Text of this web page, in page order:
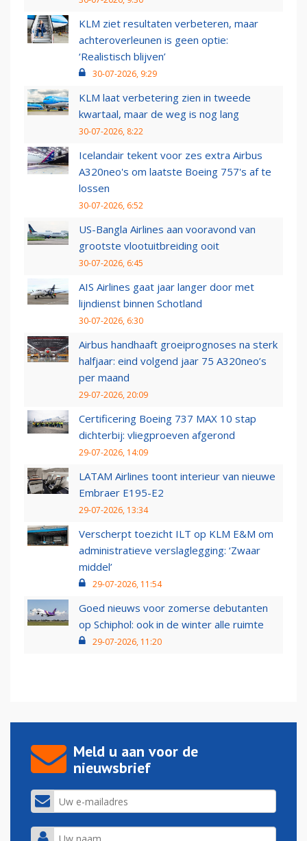
KLM ziet resultaten verbeteren, maar
achteroverleunen is geen optie:
‘Realistisch blijven’
30-07-2026, 9:29
KLM laat verbetering zien in tweede
kwartaal, maar de weg is nog lang
30-07-2026, 8:22
Icelandair tekent voor zes extra Airbus
A320neo's om laatste Boeing 757's af te
lossen
30-07-2026, 6:52
US-Bangla Airlines aan vooravond van
grootste vlootuitbreiding ooit
30-07-2026, 6:45
AIS Airlines gaat jaar langer door met
lijndienst binnen Schotland
30-07-2026, 6:30
Airbus handhaaft groeiprognoses na sterk
halfjaar: eind volgend jaar 75 A320neo’s
per maand
29-07-2026, 20:09
Certificering Boeing 737 MAX 10 stap
dichterbij: vliegproeven afgerond
29-07-2026, 14:09
LATAM Airlines toont interieur van nieuwe
Embraer E195-E2
29-07-2026, 13:34
Verscherpt toezicht ILT op KLM E&M om
administratieve verslaglegging: ‘Zwaar
middel’
29-07-2026, 11:54
Goed nieuws voor zomerse debutanten
op Schiphol: ook in de winter alle ruimte
29-07-2026, 11:20
Meld u aan voor de
nieuwsbrief